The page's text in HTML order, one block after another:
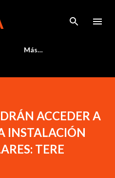
Más…
ACCEDER A
INSTALACIÓN
TERE